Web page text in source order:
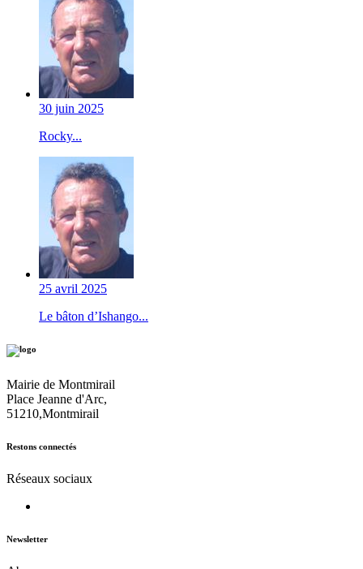
30 juin 2025
Rocky...
25 avril 2025
Le bâton d’Ishango...
Mairie de Montmirail
Place Jeanne d'Arc,
51210,Montmirail
Restons connectés
Réseaux sociaux
Newsletter